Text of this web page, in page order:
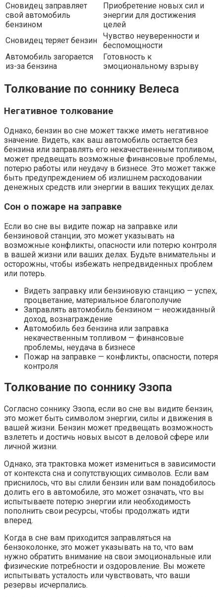
Сновидец заправляет
свой автомобиль
бензином
Приобретение новых сил и
энергии для достижения
целей
Сновидец теряет бензин
Чувство неуверенности и
беспомощности
Автомобиль загорается
из-за бензина
Готовность к
эмоциональному взрыву
Толкование по соннику Велеса
Негативное толкование
Однако, бензин во сне может также иметь негативное
значение. Видеть, как ваш автомобиль остается без
бензина или заправлять его некачественным топливом,
может предвещать возможные финансовые проблемы,
потерю работы или неудачу в бизнесе. Это может также
быть предупреждением об излишнем расходовании
денежных средств или энергии в ваших текущих делах.
Сон о пожаре на заправке
Если во сне вы видите пожар на заправке или
бензиновой станции, это может указывать на
возможные конфликты, опасности или потерю контроля
в вашей жизни или ваших делах. Будьте внимательны и
осторожны, чтобы избежать непредвиденных проблем
или потерь.
Видеть заправку или бензиновую станцию — успех,
процветание, материальное благополучие
Заправлять автомобиль бензином — неожиданный
доход, вознаграждение
Автомобиль без бензина или заправка
некачественным топливом — финансовые
проблемы, неудача в бизнесе
Пожар на заправке — конфликты, опасности, потеря
контроля
Толкование по соннику Эзопа
Согласно соннику Эзопа, если во сне вы видите бензин,
это может быть символом энергии, силы и движения в
вашей жизни. Бензин может предвещать возможность
взлететь и достичь новых высот в деловой сфере или
личной жизни.
Однако, эта трактовка может измениться в зависимости
от контекста сна и сопутствующих символов. Если вам
приснилось, что вы слили бензин или вам понадобилось
долить его в автомобиле, это может означать, что вы
испытываете потерю энергии или необходимость
пополнить свои ресурсы, чтобы продолжать идти
вперед.
Когда в сне вам приходится заправляться на
бензоколонке, это может указывать на то, что вам
нужно обратить внимание на свои эмоциональные или
физические потребности и оздоровление. Вы можете
испытывать усталость или чувствовать, что ваши
резервы исчерпались.